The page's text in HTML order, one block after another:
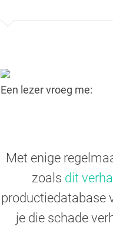
Een lezer vroeg me:
Met enige
zoals dit
productiedatabase
je die schade